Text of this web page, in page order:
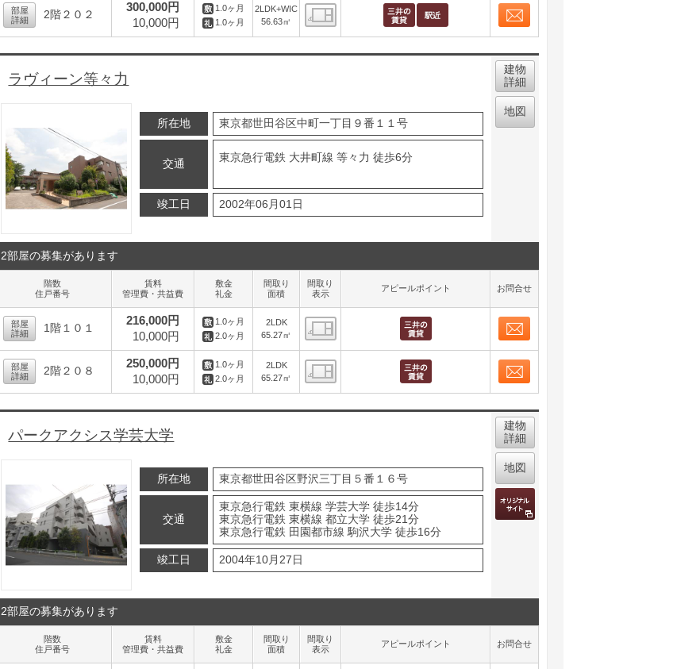
部屋
詳細
2階２０２
300,000円
10,000円
1.0ヶ月
1.0ヶ月
2LDK+WIC
56.63㎡
間取り表示
ラヴィーン等々力
所在地 東京都世田谷区中町一丁目９番１１号
交通
東京急行電鉄 大井町線 等々力 徒歩6分
竣工日 2002年06月01日
建物
詳細
地図
2部屋の募集があります
階数
住戸番号
賃料
管理費・共益費
敷金
礼金
間取り
面積
間取り
表示
アピールポイント お問合せ
部屋
詳細
1階１０１
216,000円
10,000円
1.0ヶ月
2.0ヶ月
2LDK
65.27㎡
間取り表示
部屋
詳細
2階２０８
250,000円
10,000円
1.0ヶ月
2.0ヶ月
2LDK
65.27㎡
間取り表示
パークアクシス学芸大学
所在地 東京都世田谷区野沢三丁目５番１６号
交通
東京急行電鉄 東横線 学芸大学 徒歩14分
東京急行電鉄 東横線 都立大学 徒歩21分
東京急行電鉄 田園都市線 駒沢大学 徒歩16分
竣工日 2004年10月27日
建物
詳細
地図
2部屋の募集があります
階数
住戸番号
賃料
管理費・共益費
敷金
礼金
間取り
面積
間取り
表示
アピールポイント お問合せ